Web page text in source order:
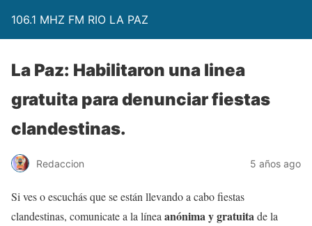
106.1 MHZ FM RIO LA PAZ
La Paz: Habilitaron una linea
gratuita para denunciar fiestas
clandestinas.
Redaccion 5 años ago
Si ves o escuchás que se están llevando a cabo fiestas
clandestinas, comunicate a la línea anónima y gratuitade la